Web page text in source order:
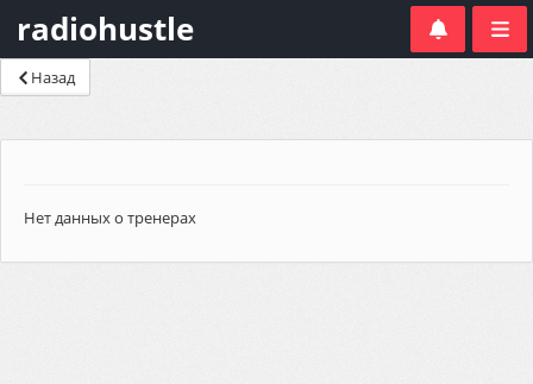
radiohustle
Назад
Нет данных о тренерах